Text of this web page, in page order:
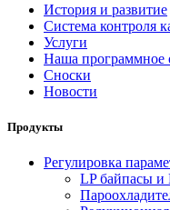
История и развитие
Система контроля
Услуги
Наша программное
Сноски
Новости
Продукты
Регулировка
LP байпасы и